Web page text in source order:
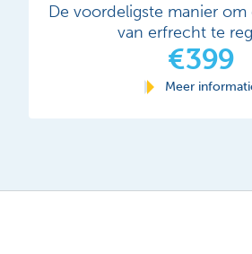
De voordeligste manier om
van erfrecht te
€399
Meer